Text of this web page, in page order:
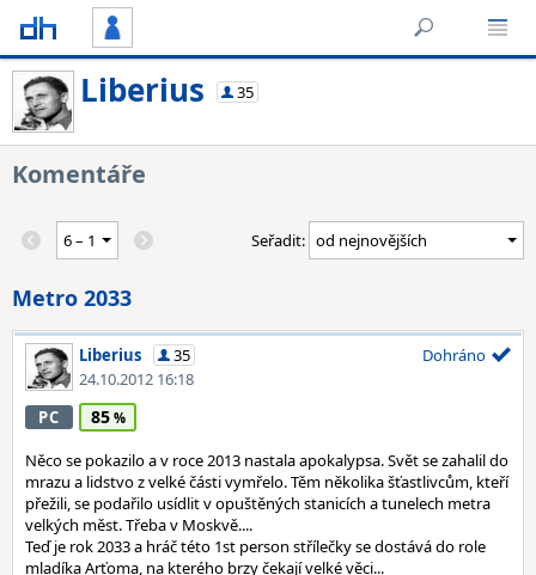
Liberius 35
Komentáře
Seřadit:
Metro 2033
Liberius
35
24.10.2012 16:18
Dohráno
PC 85
Něco se pokazilo a v roce 2013 nastala apokalypsa. Svět se zahalil do
mrazu a lidstvo z velké části vymřelo. Těm několika šťastlivcům, kteří
přežili, se podařilo usídlit v opuštěných stanicích a tunelech metra
velkých měst. Třeba v Moskvě....
Teď je rok 2033 a hráč této 1st person střílečky se dostává do role
mladíka Arťoma, na kterého brzy čekají velké věci...